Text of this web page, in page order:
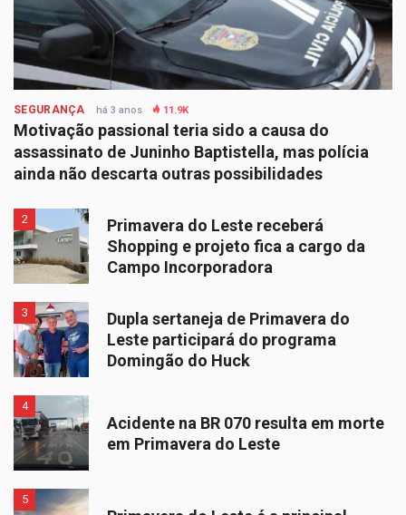
SEGURANÇA há 3 anos 11.9K
Motivação passional teria sido a causa do
assassinato de Juninho Baptistella, mas polícia
ainda não descarta outras possibilidades
Primavera do Leste receberá
Shopping e projeto fica a cargo da
Campo Incorporadora
2
Dupla sertaneja de Primavera do
Leste participará do programa
Domingão do Huck
3
Acidente na BR 070 resulta em morte
em Primavera do Leste
4
5